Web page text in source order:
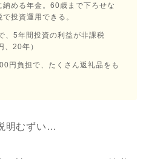
める年金。60歳まで下ろせな
投資運用できる。
、5年間投資の利益が非課税
、20年）
円負担で、たくさん返礼品をも
明むずい…